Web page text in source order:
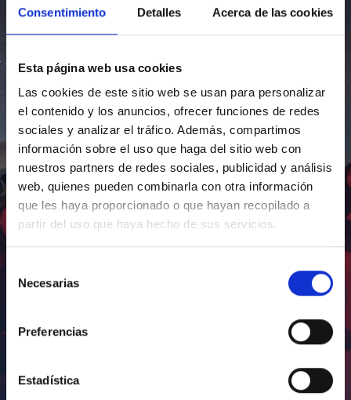
Consentimiento Detalles Acerca de las cookies
Esta página web usa cookies
Las cookies de este sitio web se usan para personalizar
el contenido y los anuncios, ofrecer funciones de redes
sociales y analizar el tráfico. Además, compartimos
información sobre el uso que haga del sitio web con
nuestros partners de redes sociales, publicidad y análisis
web, quienes pueden combinarla con otra información
que les haya proporcionado o que hayan recopilado a
partir del uso que haya hecho de sus servicios.
Necesarias
Preferencias
Estadística
Inauguración de CosmoLab 2023-2027